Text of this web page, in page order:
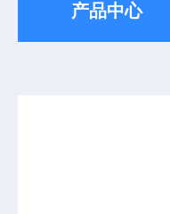
产品中心